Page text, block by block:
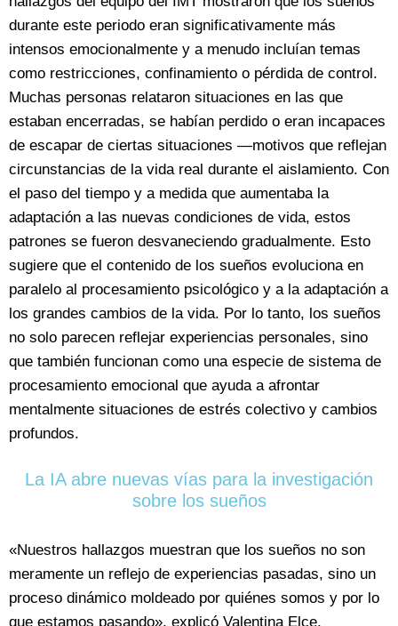
durante este periodo eran significativamente más
intensos emocionalmente y a menudo incluían temas
como restricciones, confinamiento o pérdida de control.
Muchas personas relataron situaciones en las que
estaban encerradas, se habían perdido o eran incapaces
de escapar de ciertas situaciones —motivos que reflejan
circunstancias de la vida real durante el aislamiento. Con
el paso del tiempo y a medida que aumentaba la
adaptación a las nuevas condiciones de vida, estos
patrones se fueron desvaneciendo gradualmente. Esto
sugiere que el contenido de los sueños evoluciona en
paralelo al procesamiento psicológico y a la adaptación a
los grandes cambios de la vida. Por lo tanto, los sueños
no solo parecen reflejar experiencias personales, sino
que también funcionan como una especie de sistema de
procesamiento emocional que ayuda a afrontar
mentalmente situaciones de estrés colectivo y cambios
profundos.
La IA abre nuevas vías para la investigación
sobre los sueños
«Nuestros hallazgos muestran que los sueños no son
meramente un reflejo de experiencias pasadas, sino un
proceso dinámico moldeado por quiénes somos y por lo
que estamos pasando», explicó Valentina Elce,